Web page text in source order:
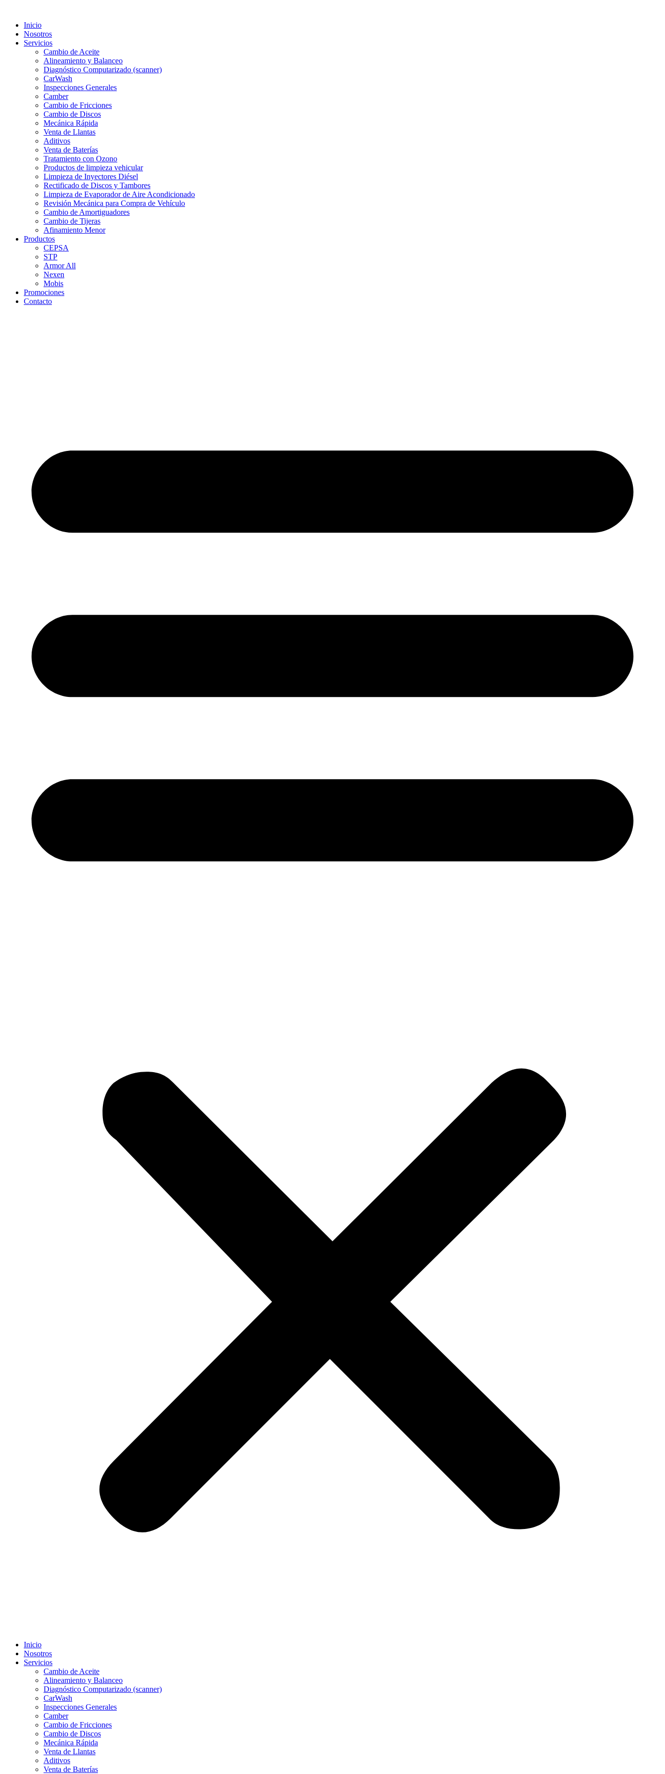
contenido
Inicio
Nosotros
Servicios
Cambio de Aceite
Alineamiento y Balanceo
Diagnóstico Computarizado (scanner)
CarWash
Inspecciones Generales
Camber
Cambio de Fricciones
Cambio de Discos
Mecánica Rápida
Venta de Llantas
Aditivos
Venta de Baterías
Tratamiento con Ozono
Productos de limpieza vehicular
Limpieza de Inyectores Diésel
Rectificado de Discos y Tambores
Limpieza de Evaporador de Aire Acondicionado
Revisión Mecánica para Compra de Vehículo
Cambio de Amortiguadores
Cambio de Tijeras
Afinamiento Menor
Productos
CEPSA
STP
Armor All
Nexen
Mobis
Promociones
Contacto
Inicio
Nosotros
Servicios
Cambio de Aceite
Alineamiento y Balanceo
Diagnóstico Computarizado (scanner)
CarWash
Inspecciones Generales
Camber
Cambio de Fricciones
Cambio de Discos
Mecánica Rápida
Venta de Llantas
Aditivos
Venta de Baterías